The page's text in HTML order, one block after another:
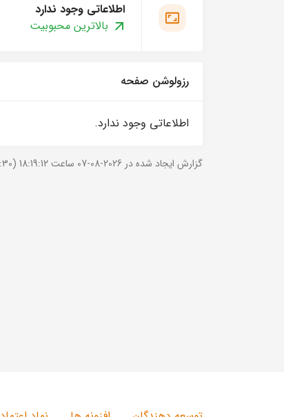
اطلاعاتی وجود ندارد
بالاترین محبوبیت
رزولوشن صفحه
اطلاعاتی وجود ندارد.
گزارش ایجاد شده در 2026-08-07 ساعت 18:19:12 (UTC +03:30).